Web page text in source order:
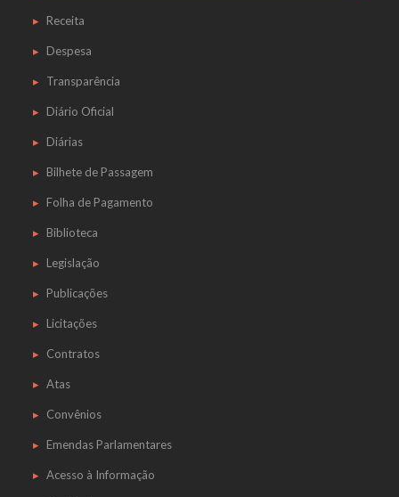
Receita
Despesa
Transparência
Diário Oficial
Diárias
Bilhete de Passagem
Folha de Pagamento
Biblioteca
Legislação
Publicações
Licitações
Contratos
Atas
Convênios
Emendas Parlamentares
Acesso à Informação